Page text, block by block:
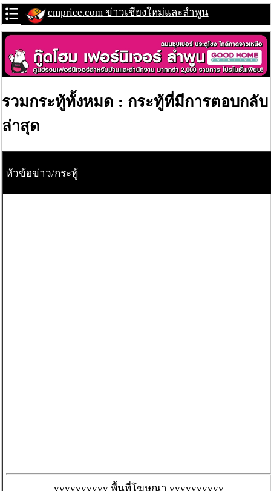
cmprice.com ข่าวเชียงใหม่และลำพูน
รวมกระทู้ทั้งหมด : กระทู้ที่มีการตอบกลับ
ล่าสุด
หัวข้อข่าว/กระทู้
vvvvvvvvvv พื้นที่โฆษณา vvvvvvvvvv